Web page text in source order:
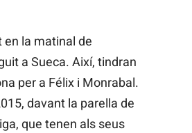
en la matinal de
a Sueca. Així, tindran
per a Félix i Monrabal.
davant la parella de
que tenen als seus